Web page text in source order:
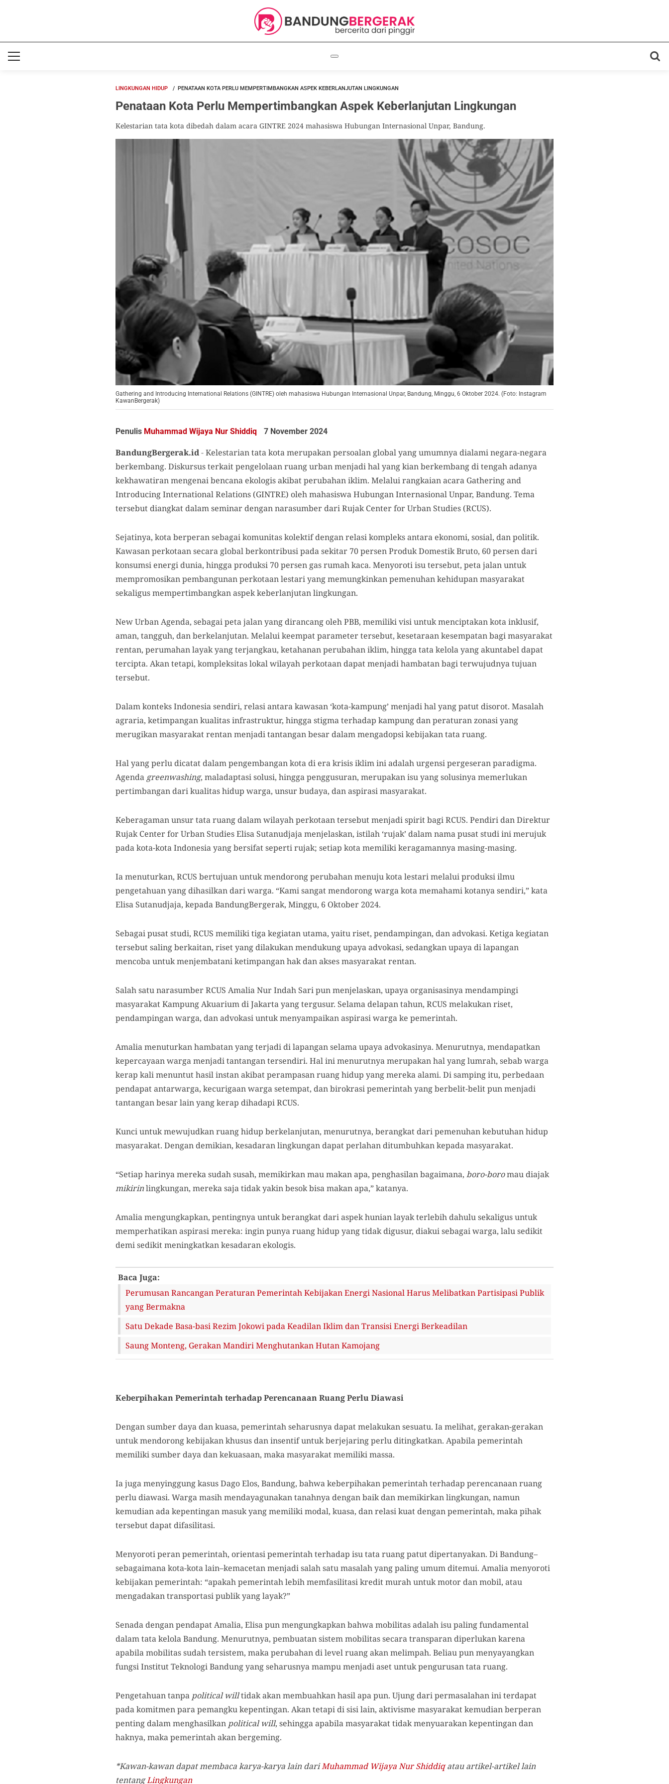
LINGKUNGAN HIDUP PENATAAN KOTA PERLU MEMPERTIMBANGKAN ASPEK KEBERLANJUTAN LINGKUNGAN
Penataan Kota Perlu Mempertimbangkan Aspek Keberlanjutan Lingkungan
Kelestarian tata kota dibedah dalam acara GINTRE 2024 mahasiswa Hubungan Internasional Unpar, Bandung.
Gathering and Introducing International Relations (GINTRE) oleh mahasiswa Hubungan Internasional Unpar, Bandung, Minggu, 6 Oktober 2024. (Foto: Instagram
KawanBergerak)
Penulis Muhammad Wijaya Nur Shiddiq 7 November 2024
BandungBergerak.id-Kelestarian tata kota merupakan persoalan global yang umumnya dialami negara-negara
berkembang. Diskursus terkait pengelolaan ruang urban menjadi hal yang kian berkembang di tengah adanya
kekhawatiran mengenai bencana ekologis akibat perubahan iklim. Melalui rangkaian acara Gathering and
Introducing International Relations (GINTRE) oleh mahasiswa Hubungan Internasional Unpar, Bandung. Tema
tersebut diangkat dalam seminar dengan narasumber dari Rujak Center for Urban Studies (RCUS).
Sejatinya, kota berperan sebagai komunitas kolektif dengan relasi kompleks antara ekonomi, sosial, dan politik.
Kawasan perkotaan secara global berkontribusi pada sekitar 70 persen Produk Domestik Bruto, 60 persen dari
konsumsi energi dunia, hingga produksi 70 persen gas rumah kaca. Menyoroti isu tersebut, peta jalan untuk
mempromosikan pembangunan perkotaan lestari yang memungkinkan pemenuhan kehidupan masyarakat
sekaligus mempertimbangkan aspek keberlanjutan lingkungan.
New Urban Agenda, sebagai peta jalan yang dirancang oleh PBB, memiliki visi untuk menciptakan kota inklusif,
aman, tangguh, dan berkelanjutan. Melalui keempat parameter tersebut, kesetaraan kesempatan bagi masyarakat
rentan, perumahan layak yang terjangkau, ketahanan perubahan iklim, hingga tata kelola yang akuntabel dapat
tercipta. Akan tetapi, kompleksitas lokal wilayah perkotaan dapat menjadi hambatan bagi terwujudnya tujuan
tersebut.
Dalam konteks Indonesia sendiri, relasi antara kawasan ‘kota-kampung’ menjadi hal yang patut disorot. Masalah
agraria, ketimpangan kualitas infrastruktur, hingga stigma terhadap kampung dan peraturan zonasi yang
merugikan masyarakat rentan menjadi tantangan besar dalam mengadopsi kebijakan tata ruang.
Hal yang perlu dicatat dalam pengembangan kota di era krisis iklim ini adalah urgensi pergeseran paradigma.
Agenda greenwashing, maladaptasi solusi, hingga penggusuran, merupakan isu yang solusinya memerlukan
pertimbangan dari kualitas hidup warga, unsur budaya, dan aspirasi masyarakat.
Keberagaman unsur tata ruang dalam wilayah perkotaan tersebut menjadi spirit bagi RCUS. Pendiri dan Direktur
Rujak Center for Urban Studies Elisa Sutanudjaja menjelaskan, istilah ‘rujak’ dalam nama pusat studi ini merujuk
pada kota-kota Indonesia yang bersifat seperti rujak; setiap kota memiliki keragamannya masing-masing.
Ia menuturkan, RCUS bertujuan untuk mendorong perubahan menuju kota lestari melalui produksi ilmu
pengetahuan yang dihasilkan dari warga. “Kami sangat mendorong warga kota memahami kotanya sendiri,” kata
Elisa Sutanudjaja, kepada BandungBergerak, Minggu, 6 Oktober 2024.
Sebagai pusat studi, RCUS memiliki tiga kegiatan utama, yaitu riset, pendampingan, dan advokasi. Ketiga kegiatan
tersebut saling berkaitan, riset yang dilakukan mendukung upaya advokasi, sedangkan upaya di lapangan
mencoba untuk menjembatani ketimpangan hak dan akses masyarakat rentan.
Salah satu narasumber RCUS Amalia Nur Indah Sari pun menjelaskan, upaya organisasinya mendampingi
masyarakat Kampung Akuarium di Jakarta yang tergusur. Selama delapan tahun, RCUS melakukan riset,
pendampingan warga, dan advokasi untuk menyampaikan aspirasi warga ke pemerintah.
Amalia menuturkan hambatan yang terjadi di lapangan selama upaya advokasinya. Menurutnya, mendapatkan
kepercayaan warga menjadi tantangan tersendiri. Hal ini menurutnya merupakan hal yang lumrah, sebab warga
kerap kali menuntut hasil instan akibat perampasan ruang hidup yang mereka alami. Di samping itu, perbedaan
pendapat antarwarga, kecurigaan warga setempat, dan birokrasi pemerintah yang berbelit-belit pun menjadi
tantangan besar lain yang kerap dihadapi RCUS.
Kunci untuk mewujudkan ruang hidup berkelanjutan, menurutnya, berangkat dari pemenuhan kebutuhan hidup
masyarakat. Dengan demikian, kesadaran lingkungan dapat perlahan ditumbuhkan kepada masyarakat.
“Setiap harinya mereka sudah susah, memikirkan mau makan apa, penghasilan bagaimana, boro-boromau diajak
mikirinlingkungan, mereka saja tidak yakin besok bisa makan apa,” katanya.
Amalia mengungkapkan, pentingnya untuk berangkat dari aspek hunian layak terlebih dahulu sekaligus untuk
memperhatikan aspirasi mereka: ingin punya ruang hidup yang tidak digusur, diakui sebagai warga, lalu sedikit
demi sedikit meningkatkan kesadaran ekologis.
Baca Juga:
Perumusan Rancangan Peraturan Pemerintah Kebijakan Energi Nasional Harus Melibatkan Partisipasi Publik
yang Bermakna
Satu Dekade Basa-basi Rezim Jokowi pada Keadilan Iklim dan Transisi Energi Berkeadilan
Saung Monteng, Gerakan Mandiri Menghutankan Hutan Kamojang
Keberpihakan Pemerintah terhadap Perencanaan Ruang Perlu Diawasi
Dengan sumber daya dan kuasa, pemerintah seharusnya dapat melakukan sesuatu. Ia melihat, gerakan-gerakan
untuk mendorong kebijakan khusus dan insentif untuk berjejaring perlu ditingkatkan. Apabila pemerintah
memiliki sumber daya dan kekuasaan, maka masyarakat memiliki massa.
Ia juga menyinggung kasus Dago Elos, Bandung, bahwa keberpihakan pemerintah terhadap perencanaan ruang
perlu diawasi. Warga masih mendayagunakan tanahnya dengan baik dan memikirkan lingkungan, namun
kemudian ada kepentingan masuk yang memiliki modal, kuasa, dan relasi kuat dengan pemerintah, maka pihak
tersebut dapat difasilitasi.
Menyoroti peran pemerintah, orientasi pemerintah terhadap isu tata ruang patut dipertanyakan. Di Bandung–
sebagaimana kota-kota lain–kemacetan menjadi salah satu masalah yang paling umum ditemui. Amalia menyoroti
kebijakan pemerintah: “apakah pemerintah lebih memfasilitasi kredit murah untuk motor dan mobil, atau
mengadakan transportasi publik yang layak?”
Senada dengan pendapat Amalia, Elisa pun mengungkapkan bahwa mobilitas adalah isu paling fundamental
dalam tata kelola Bandung. Menurutnya, pembuatan sistem mobilitas secara transparan diperlukan karena
apabila mobilitas sudah tersistem, maka perubahan di level ruang akan melimpah. Beliau pun menyayangkan
fungsi Institut Teknologi Bandung yang seharusnya mampu menjadi aset untuk pengurusan tata ruang.
Pengetahuan tanpa political willtidak akan membuahkan hasil apa pun. Ujung dari permasalahan ini terdapat
pada komitmen para pemangku kepentingan. Akan tetapi di sisi lain, aktivisme masyarakat kemudian berperan
penting dalam menghasilkan political will, sehingga apabila masyarakat tidak menyuarakan kepentingan dan
haknya, maka pemerintah akan bergeming.
*Kawan-kawan dapat membaca karya-karya lain dariMuhammad Wijaya Nur Shiddiqatau artikel-artikel lain
tentangLingkungan